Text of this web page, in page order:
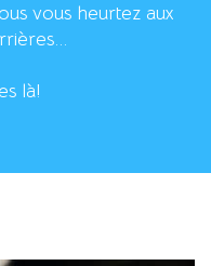
vous heurtez aux
là!